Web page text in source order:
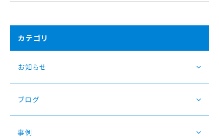
カテゴリ
お知らせ
ブログ
事例